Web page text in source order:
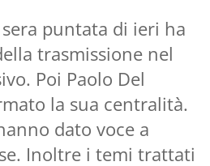
puntata di ieri ha
trasmissione nel
Poi Paolo Del
la sua centralità.
dato voce a
Inoltre i temi trattati